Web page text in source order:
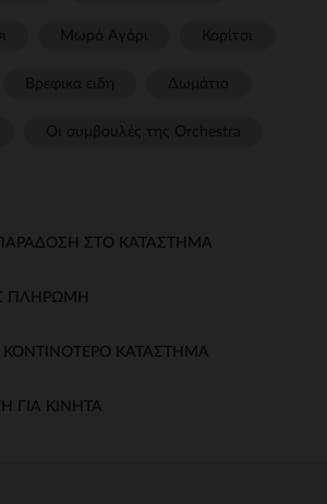
ΣΤΟ ΚΑΤΆΣΤΗΜΑ
ΠΛΗΡΩΜΉ
ΚΟΝΤΙΝΌΤΕΡΟ ΚΑΤΆΣΤΗΜΑ
ΓΙΑ ΚΙΝΗΤΆ